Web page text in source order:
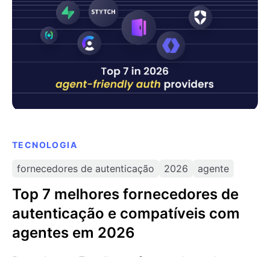
TECNOLOGIA
fornecedores de autenticação 2026 agente
Top 7 melhores fornecedores de
autenticação e compatíveis com
agentes em 2026